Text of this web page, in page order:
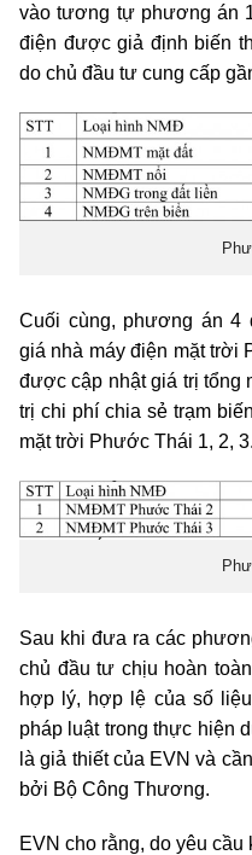
vào tương tự phương án
điện được giả định biến
do chủ đầu tư cung cấp
Cuối cùng, phương án 4
giá nhà máy điện mặt trời
được cập nhật giá trị tổng
trị chi phí chia sẻ trạm
mặt trời Phước Thái 1, 2, 3.
Sau khi đưa ra các
chủ đầu tư chịu hoàn
hợp lý, hợp lệ của số
pháp luật trong thực hiện
là giả thiết của EVN và
bởi Bộ Công Thương.
EVN cho rằng, do yêu